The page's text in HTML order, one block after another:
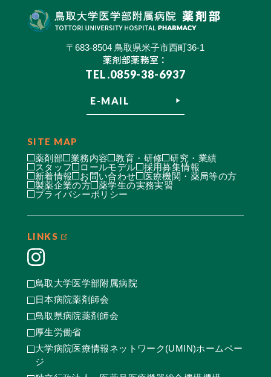
〒683-8504 鳥取県米子市西町36-1
薬剤部薬務室：
TEL.0859-38-6937
E-MAIL
SITE MAP
薬剤部 業務内容 教育・研修
研究・業績
スタッフ
ロールモデル
採用募集情報
新着情報
お問い合わせ
医療機関・薬局等の方
製薬企業の方
薬学生の実務実習
プライバシーポリシー
LINKS
鳥取大学医学部附属病院
日本病院薬剤師会
鳥取県病院薬剤師会
厚生労働省
大学病院医療情報ネットワーク(UMIN)ホームペー
ジ